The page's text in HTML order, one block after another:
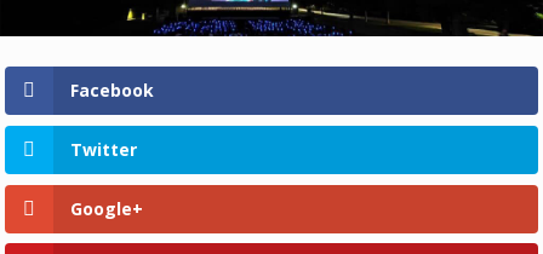
Facebook
Twitter
Google+